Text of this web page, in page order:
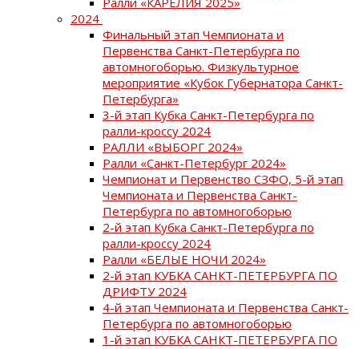
2024
Финальный этап Чемпионата и
Первенства Санкт-Петербурга по
автомногоборью. Физкультурное
мероприятие «Кубок Губернатора Санкт-
Петербурга»
3-й этап Кубка Санкт-Петербурга по
ралли-кроссу 2024
РАЛЛИ «ВЫБОРГ 2024»
Ралли «Санкт-Петербург 2024»
Чемпионат и Первенство СЗФО, 5-й этап
Чемпионата и Первенства Санкт-
Петербурга по автомногоборью
2-й этап Кубка Санкт-Петербурга по
ралли-кроссу 2024
Ралли «БЕЛЫЕ НОЧИ 2024»
2-й этап КУБКА САНКТ-ПЕТЕРБУРГА ПО
ДРИФТУ 2024
4-й этап Чемпионата и Первенства Санкт-
Петербурга по автомногоборью
1-й этап КУБКА САНКТ-ПЕТЕРБУРГА ПО